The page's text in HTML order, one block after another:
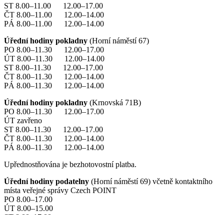
ST 8.00–11.00 12.00–17.00
ČT 8.00–11.00 12.00–14.00
PÁ 8.00–11.00 12.00–14.00
Úřední hodiny pokladny (Horní náměstí 67)
PO 8.00–11.30 12.00–17.00
ÚT 8.00–11.30 12.00–14.00
ST 8.00–11.30 12.00–17.00
ČT 8.00–11.30 12.00–14.00
PÁ 8.00–11.30 12.00–14.00
Úřední hodiny pokladny (Krnovská 71B)
PO 8.00–11.30 12.00–17.00
ÚT zavřeno
ST 8.00–11.30 12.00–17.00
ČT 8.00–11.30 12.00–14.00
PÁ 8.00–11.30 12.00–14.00
Upřednostňována je bezhotovostní platba.
Úřední hodiny podatelny (Horní náměstí 69) včetně kontaktního
místa veřejné správy Czech POINT
PO 8.00–17.00
ÚT 8.00–15.00